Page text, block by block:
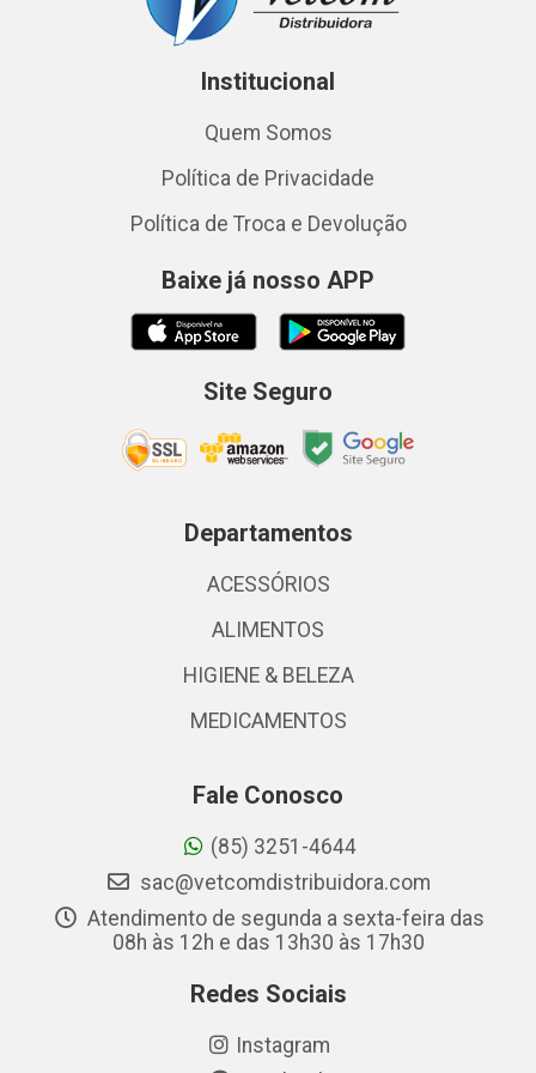
Institucional
Quem Somos
Política de Privacidade
Política de Troca e Devolução
Baixe já nosso APP
Site Seguro
Departamentos
ACESSÓRIOS
ALIMENTOS
HIGIENE & BELEZA
MEDICAMENTOS
Fale Conosco
(85) 3251-4644
sac@vetcomdistribuidora.com
Atendimento de segunda a sexta-feira das
08h às 12h e das 13h30 às 17h30
Redes Sociais
Instagram